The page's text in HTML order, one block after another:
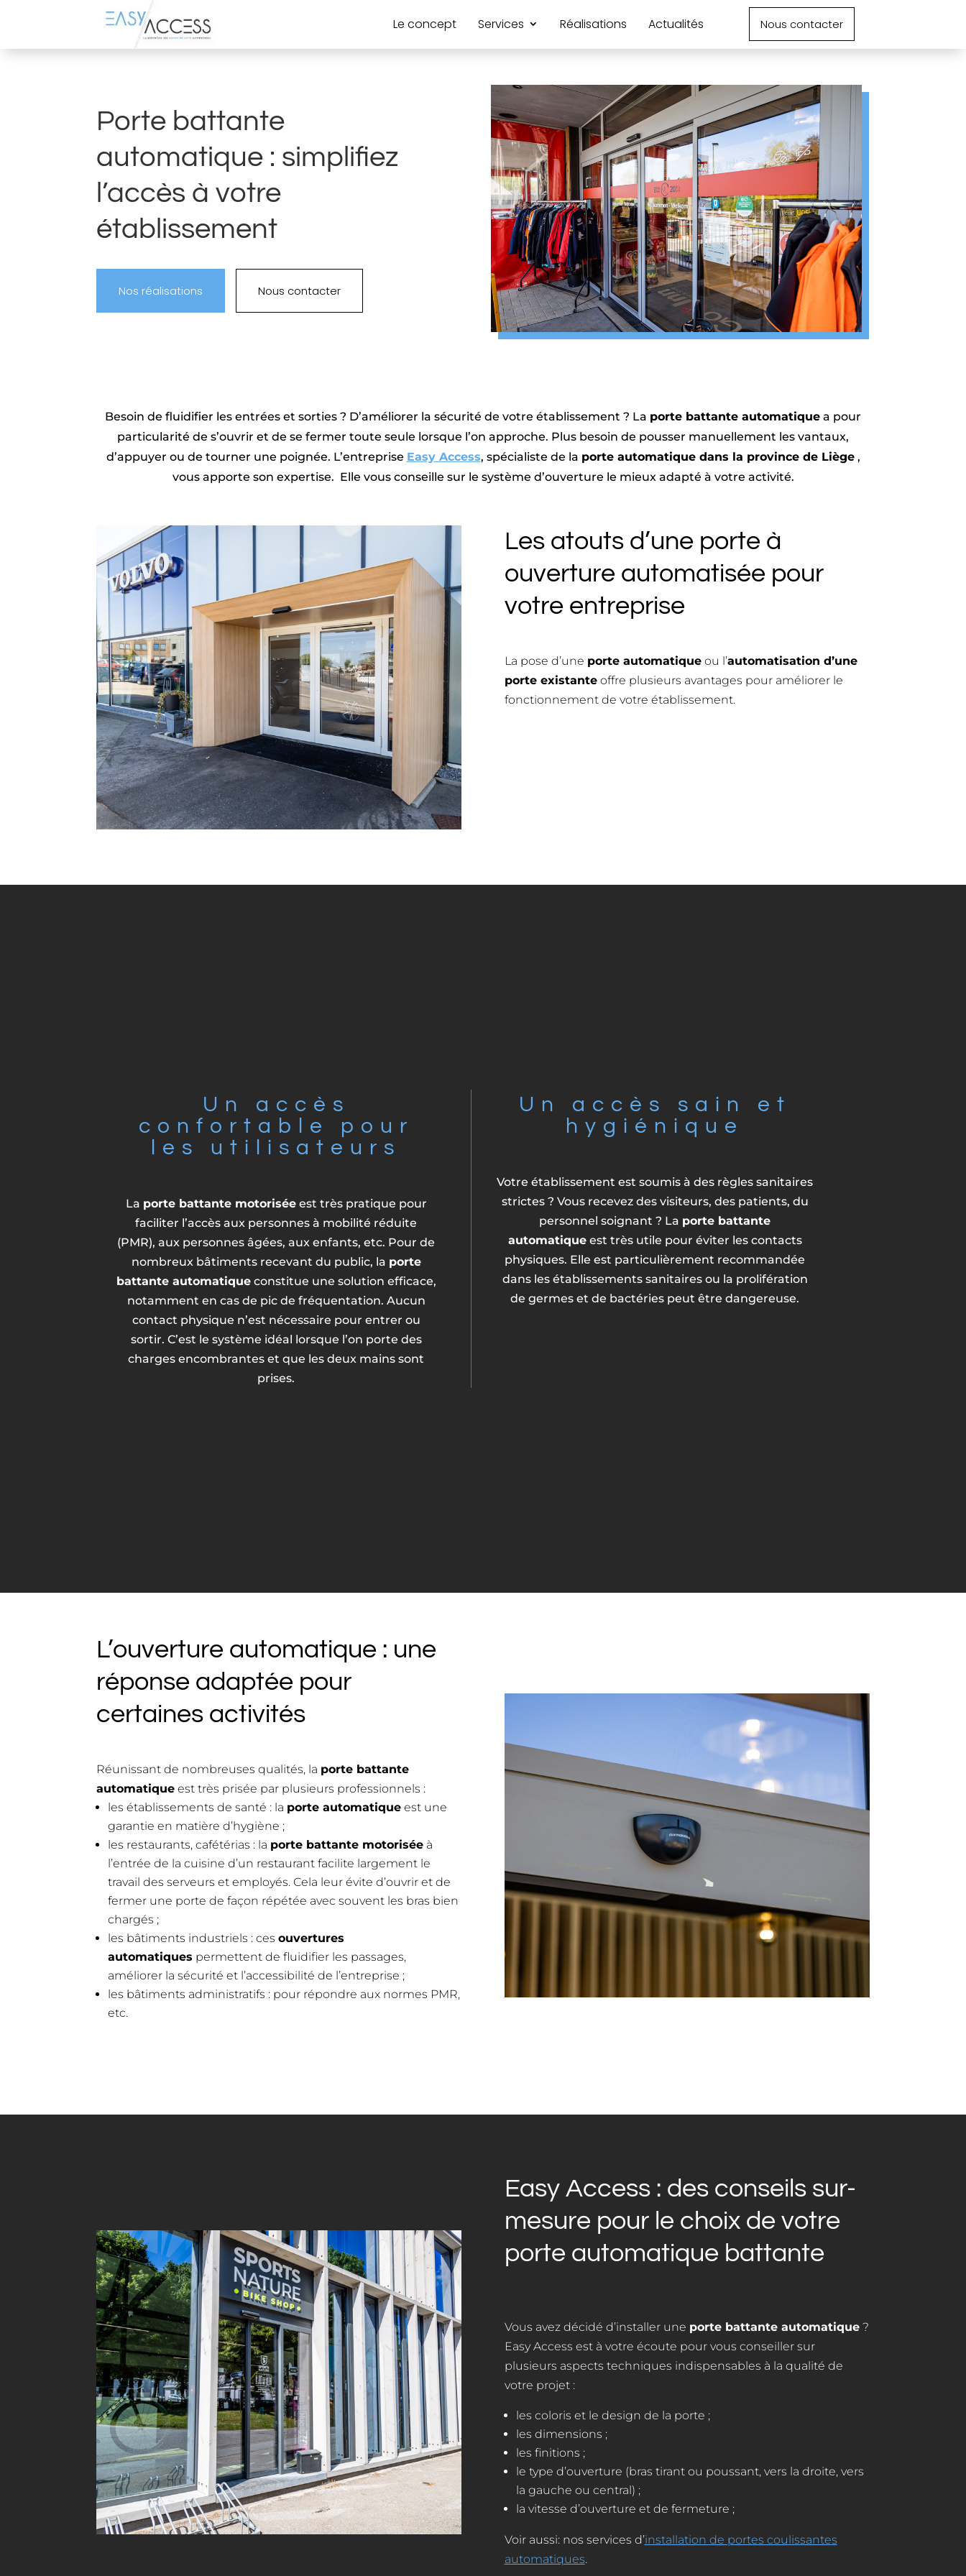
Le concept Services Réalisations Actualités Nous contacter
Porte battante
automatique : simplifiez
l’accès à votre
établissement
Nos réalisations Nous contacter
Besoin de fluidifier les entrées et sorties ? D’améliorer la sécurité de votre établissement ? La porte battante automatique a pour
particularité de s’ouvrir et de se fermer toute seule lorsque l’on approche. Plus besoin de pousser manuellement les vantaux,
d’appuyer ou de tourner une poignée. L’entreprise Easy Access, spécialiste de la porte automatique dans la province de Liège,
vous apporte son expertise. Elle vous conseille sur le système d’ouverture le mieux adapté à votre activité.
Les atouts d’une porte à
ouverture automatisée pour
votre entreprise
La pose d’une porte automatiqueou l’automatisation d’une
porte existanteoffre plusieurs avantages pour améliorer le
fonctionnement de votre établissement.
Un accès
confortable pour
les utilisateurs
La porte battante motoriséeest très pratique pour
faciliter l’accès aux personnes à mobilité réduite
(PMR), aux personnes âgées, aux enfants, etc. Pour de
nombreux bâtiments recevant du public, la porte
battante automatiqueconstitue une solution efficace,
notamment en cas de pic de fréquentation. Aucun
contact physique n’est nécessaire pour entrer ou
sortir. C’est le système idéal lorsque l’on porte des
charges encombrantes et que les deux mains sont
prises.
Un accès sain et
hygiénique
Votre établissement est soumis à des règles sanitaires
strictes ? Vous recevez des visiteurs, des patients, du
personnel soignant ? La porte battante
automatiqueest très utile pour éviter les contacts
physiques. Elle est particulièrement recommandée
dans les établissements sanitaires ou la prolifération
de germes et de bactéries peut être dangereuse.
L’ouverture automatique : une
réponse adaptée pour
certaines activités
Réunissant de nombreuses qualités, la porte battante
automatique est très prisée par plusieurs professionnels :
les établissements de santé : la porte automatique est une
garantie en matière d’hygiène ;
les restaurants, cafétérias : la porte battante motorisée à
l’entrée de la cuisine d’un restaurant facilite largement le
travail des serveurs et employés. Cela leur évite d’ouvrir et de
fermer une porte de façon répétée avec souvent les bras bien
chargés ;
les bâtiments industriels : cesouvertures
automatiques permettent de fluidifier les passages,
améliorer la sécurité et l’accessibilité de l’entreprise ;
les bâtiments administratifs : pour répondre aux normes PMR,
etc.
Easy Access : des conseils sur-
mesure pour le choix de votre
porte automatique battante
Vous avez décidé d’installer une porte battante automatique?
Easy Access est à votre écoute pour vous conseiller sur
plusieurs aspects techniques indispensables à la qualité de
votre projet :
les coloris et le design de la porte ;
les dimensions ;
les finitions ;
le type d’ouverture (bras tirant ou poussant, vers la droite, vers
la gauche ou central) ;
la vitesse d’ouverture et de fermeture ;
Voir aussi: nos services d’installation de portes coulissantes
automatiques.